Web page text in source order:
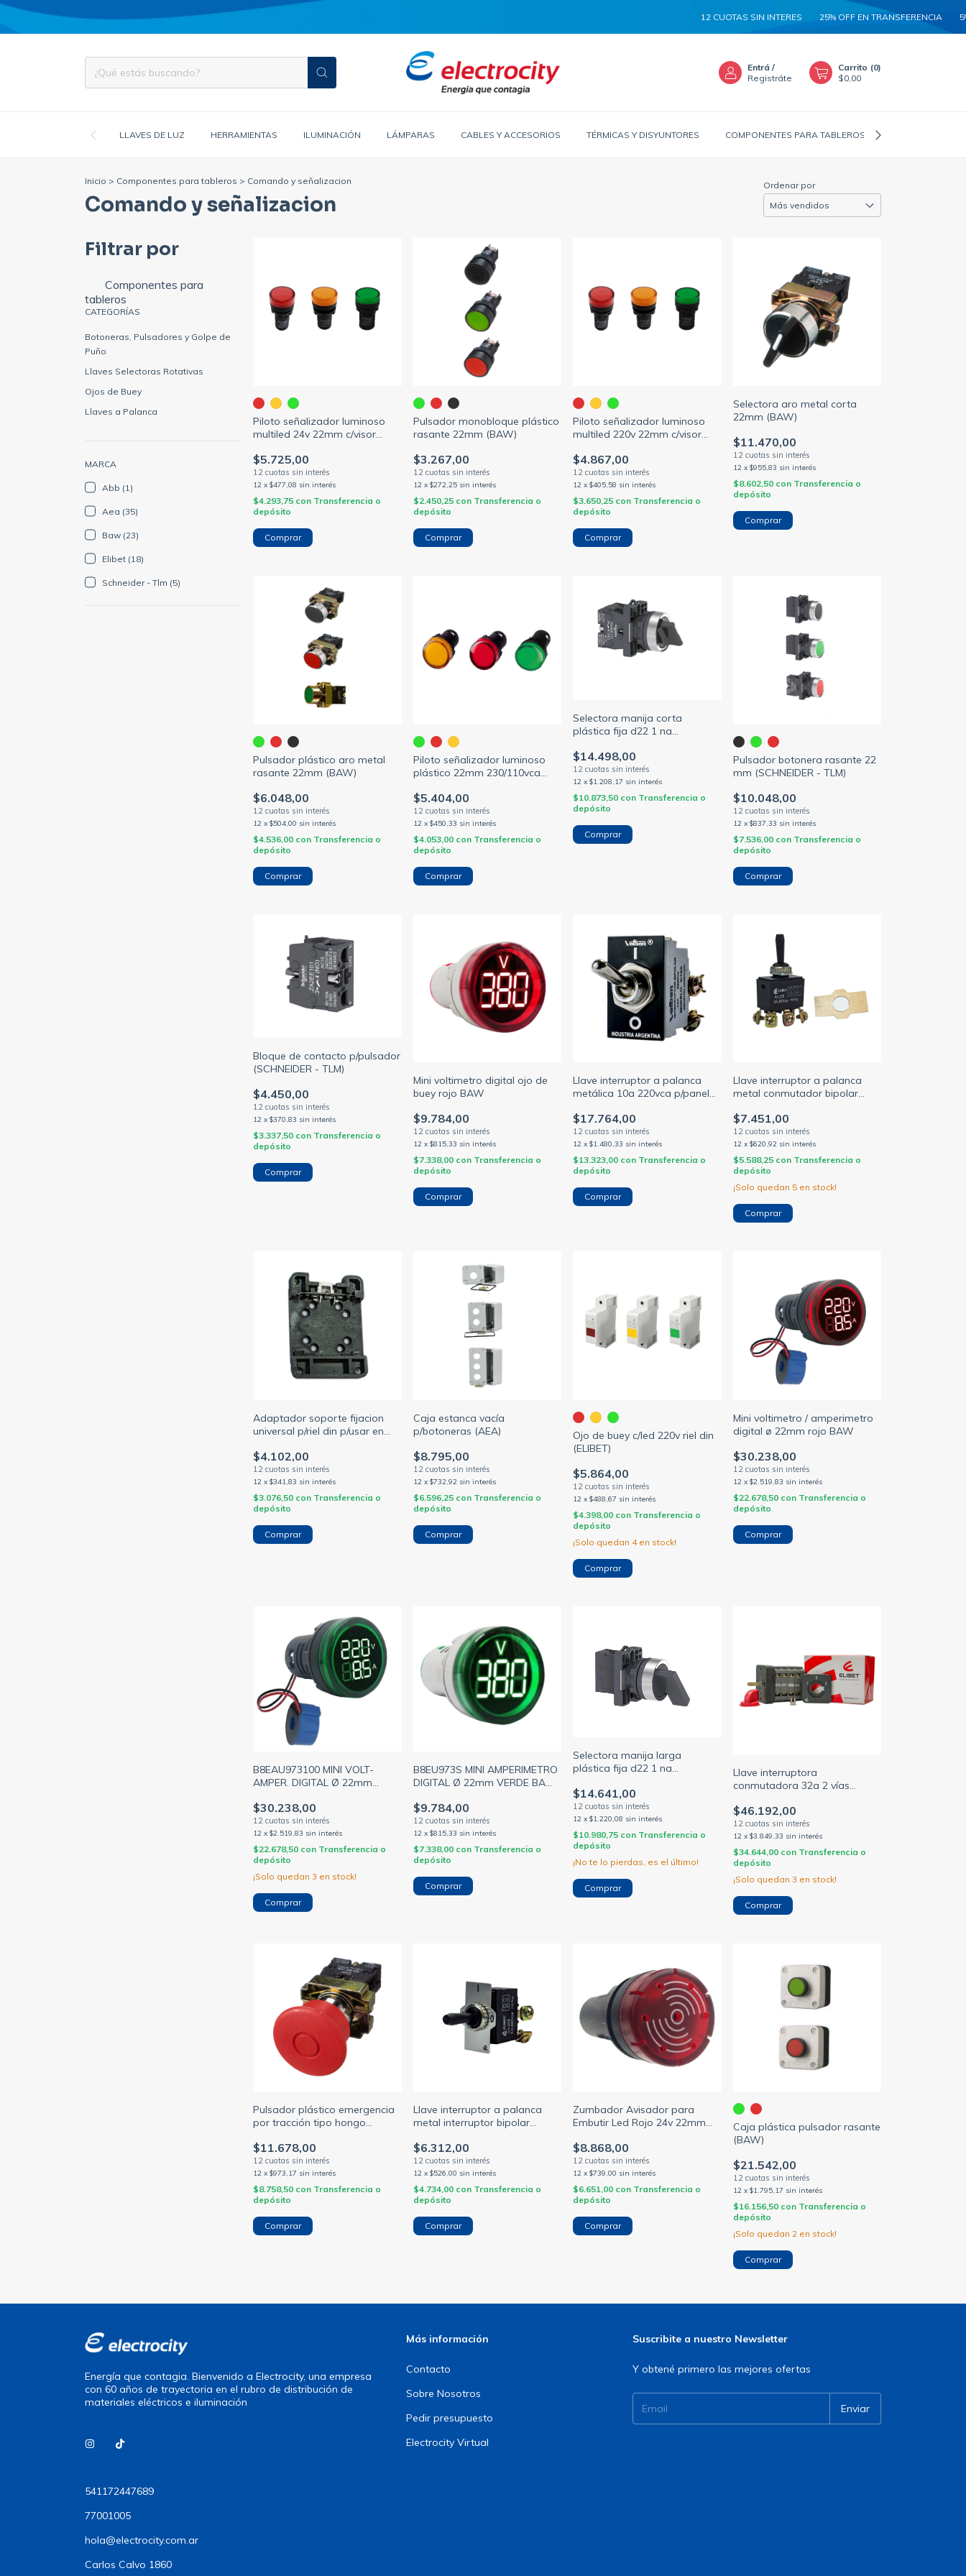
12 CUOTAS SIN INTERES 25% OFF EN TRANSFERENCIA 5%
Entrá /
Registráte
Carrito (0)
$0,00
LLAVES DE LUZ HERRAMIENTAS ILUMINACIÓN LÁMPARAS CABLES Y ACCESORIOS TÉRMICAS Y DISYUNTORES COMPONENTES PARA TABLEROS
Inicio > Componentes para tableros > Comando y señalizacion
Comando y señalizacion
Ordenar por
Filtrar por
Componentes para
tableros
CATEGORÍAS
Botoneras, Pulsadores y Golpe de
Puño
Llaves Selectoras Rotativas
Ojos de Buey
Llaves a Palanca
MARCA
Abb (1)
Aea (35)
Baw (23)
Elibet (18)
Schneider - Tlm (5)
Piloto señalizador luminoso
multiled 24v 22mm c/visor
$5.725,00
12 x$477,08 sin interés
$4.293,75 con Transferencia o
depósito
Comprar
Pulsador monobloque plástico
rasante 22mm (BAW)
$3.267,00
12 x $272,25 sin interés
$2.450,25 con Transferencia o
depósito
Comprar
Piloto señalizador luminoso
multiled 220v 22mm c/visor
$4.867,00
12 x$405,58 sin interés
$3.650,25 con Transferencia o
depósito
Comprar
Selectora aro metal corta
22mm (BAW)
$11.470,00
12 x $955,83 sin interés
$8.602,50 con Transferencia o
depósito
Comprar
Pulsador plástico aro metal
rasante 22mm (BAW)
$6.048,00
12 x$504,00 sin interés
$4.536,00 con Transferencia o
depósito
Comprar
Piloto señalizador luminoso
plástico 22mm 230/110vca
$5.404,00
12 x $450,33 sin interés
$4.053,00 con Transferencia o
depósito
Comprar
Selectora manija corta
plástica fija d22 1 na
$14.498,00
12 x$1.208,17 sin interés
$10.873,50 con Transferencia o
depósito
Comprar
Pulsador botonera rasante 22
mm (SCHNEIDER - TLM)
$10.048,00
12 x $837,33 sin interés
$7.536,00 con Transferencia o
depósito
Comprar
Bloque de contacto p/pulsador
(SCHNEIDER - TLM)
$4.450,00
12 x$370,83 sin interés
$3.337,50 con Transferencia o
depósito
Comprar
Mini voltimetro digital ojo de
buey rojo BAW
$9.784,00
12 x $815,33 sin interés
$7.338,00 con Transferencia o
depósito
Llave interruptor a palanca
metálica 10a 220vca p/panel
$17.764,00
12 x$1.480,33 sin interés
$13.323,00 con Transferencia o
depósito
Llave interruptor a palanca
metal conmutador bipolar
250vca
$7.451,00
12 x $620,92 sin interés
$5.588,25 con Transferencia o
depósito
¡Solo quedan 5en stock!
Adaptador soporte fijacion
universal p/riel din p/usar en
$4.102,00
12 x$341,83 sin interés
$3.076,50 con Transferencia o
depósito
Caja estanca vacía
p/botoneras (AEA)
$8.795,00
12 x $732,92 sin interés
$6.596,25 con Transferencia o
depósito
Comprar
Ojo de buey c/led 220v riel din
(ELIBET)
$5.864,00
12 x$488,67 sin interés
$4.398,00 con Transferencia o
depósito
¡Solo quedan 4en stock!
Comprar
Mini voltimetro / amperimetro
digital ø 22mm rojo BAW
$30.238,00
12 x $2.519,83 sin interés
$22.678,50 con Transferencia o
depósito
B8EAU973100 MINI VOLT-
AMPER. DIGITAL Ø 22mm
$30.238,00
12 x$2.519,83 sin interés
$22.678,50 con Transferencia o
depósito
¡Solo quedan3 en stock!
B8EU973S MINI AMPERIMETRO
DIGITAL Ø 22mm VERDE BAW
$9.784,00
12 x $815,33 sin interés
$7.338,00 con Transferencia o
depósito
Selectora manija larga
plástica fija d22 1 na
$14.641,00
12 x$1.220,08 sin interés
$10.980,75 con Transferencia o
depósito
¡No te lo pierdas, es el último!
Comprar
Llave interruptora
conmutadora 32a 2 vías
$46.192,00
12 x $3.849,33 sin interés
$34.644,00 con Transferencia o
depósito
¡Solo quedan 3 en stock!
Comprar
Pulsador plástico emergencia
por tracción tipo hongo
$11.678,00
12 x$973,17 sin interés
$8.758,50 con Transferencia o
depósito
Llave interruptor a palanca
metal interruptor bipolar
$6.312,00
12 x $526,00 sin interés
$4.734,00 con Transferencia o
depósito
Zumbador Avisador para
Embutir Led Rojo 24v 22mm
$8.868,00
12 x$739,00 sin interés
$6.651,00 con Transferencia o
depósito
Caja plástica pulsador rasante
(BAW)
$21.542,00
12 x $1.795,17 sin interés
$16.156,50 con Transferencia o
depósito
¡Solo quedan 2en stock!
Comprar
Energía que contagia. Bienvenido a Electrocity, una empresa
con 60 años de trayectoria en el rubro de distribución de
materiales eléctricos e iluminación
541172447689
77001005
hola@electrocity.com.ar
Carlos Calvo 1860
Más información
Contacto
Sobre Nosotros
Pedir presupuesto
Electrocity Virtual
Suscribite a nuestro Newsletter
Y obtené primero las mejores ofertas